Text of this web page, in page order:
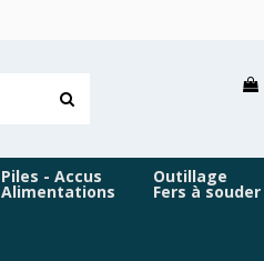
Piles - Accus
Alimentations
Outillage
Fers à souder